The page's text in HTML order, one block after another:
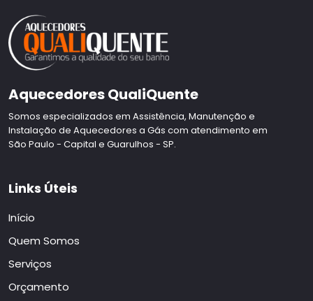
Aquecedores QualiQuente
Somos especializados em Assistência, Manutenção e
Instalação de Aquecedores a Gás com atendimento em
São Paulo - Capital e Guarulhos - SP.
Links Úteis
Início
Quem Somos
Serviços
Orçamento